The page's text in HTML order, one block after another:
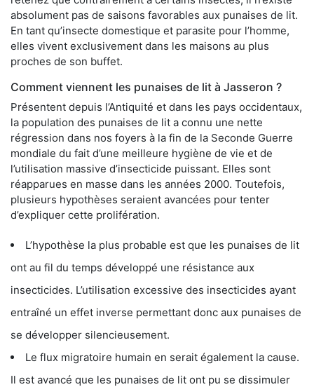
absolument pas de saisons favorables aux punaises de lit.
En tant qu’insecte domestique et parasite pour l’homme,
elles vivent exclusivement dans les maisons au plus
proches de son buffet.
Comment viennent les punaises de lit à Jasseron ?
Présentent depuis l’Antiquité et dans les pays occidentaux,
la population des punaises de lit a connu une nette
régression dans nos foyers à la fin de la Seconde Guerre
mondiale du fait d’une meilleure hygiène de vie et de
l’utilisation massive d’insecticide puissant. Elles sont
réapparues en masse dans les années 2000. Toutefois,
plusieurs hypothèses seraient avancées pour tenter
d’expliquer cette prolifération.
L’hypothèse la plus probable est que les punaises de lit
ont au fil du temps développé une résistance aux
insecticides. L’utilisation excessive des insecticides ayant
entraîné un effet inverse permettant donc aux punaises de
se développer silencieusement.
Le flux migratoire humain en serait également la cause.
Il est avancé que les punaises de lit ont pu se dissimuler